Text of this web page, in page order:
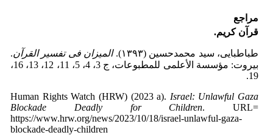
مراجع
قرآن کریم.
طباطبایی، سید محمدحسین (۱۳۹۳). المیزان فی تفسیر القرآن.
بیروت: مؤسسة الأعلمی للمطبوعات، ج 3، 4، 5، 11، 12، 13، 16،
19.
Human Rights Watch (HRW) (2023 a). Israel: Unlawful Gaza
Blockade Deadly for Children. URL=
https://www.hrw.org/news/2023/10/18/israel-unlawful-gaza-
blockade-deadly-children